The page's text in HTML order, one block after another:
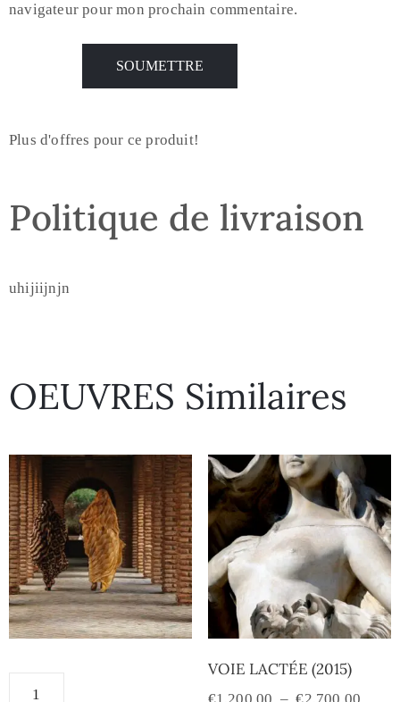
navigateur pour mon prochain commentaire.
Plus d'offres pour ce produit!
Politique de livraison
uhijiijnjn
OEUVRES Similaires
VOIE LACTÉE (2015)